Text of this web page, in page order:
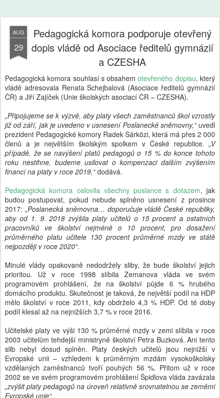
AUG
29
Pedagogická komora podporuje otevřený
dopis vládě od Asociace ředitelů gymnázií
a CZESHA
Pedagogická komora souhlasí s obsahemotevřeného dopisu, který
vládě adresovala Renata Schejbalová (Asociace ředitelů gymnázií
ČR) a Jiří Zajíček (Unie školských asociací ČR – CZESHA).
„Připojujeme se k výzvě, aby platy všech zaměstnanců škol vzrostly
již od září, jak je uvedeno v usnesení Poslanecké sněmovny,“ uvedl
prezident Pedagogické komory Radek Sárközi, která má přes 2 000
členů a je největším školským spolkem v České republice. „V
případě, že se navýšení platů pedagogů o 15 % do konce tohoto
roku nestihne, budeme usilovat o kompenzaci dalším zvýšením
financí na platy v roce 2019,“dodává.
Pedagogická komora oslovila všechny poslance s dotazem, jak
budou postupovat, pokud nebude splněno usnesení z prosince
2017: „Poslanecká sněmovna… doporučuje vládě České republiky,
aby od 1. 9. 2018 zvýšila platy učitelů o 15 procent a ostatních
pracovníků ve školství nejméně o 10 procent, pro dosažení
průměrného platu učitele 130 procent průměrné mzdy ve státě
nejpozději v roce 2020“.
Minulé vlády opakovaně nedodržely sliby, že bude školství jejich
prioritou. Už v roce 1998 slíbila Zemanova vláda ve svém
programovém prohlášení, že na školství půjde 6 % hrubého
domácího produktu. Skutečnost je taková, že největší podíl na HDP
mělo školství v roce 2011, kdy obdrželo 4,3 % HDP. Od té doby
podíl klesal až na nejnižších 3,7 % v roce 2016.
Učitelské platy ve výši 130 % průměrné mzdy v zemi slíbila v roce
2003 učitelům tehdejší ministryně školství Petra Buzková. Ani tento
slib nebyl dosud splněn. Platy českých učitelů jsou nejnižší v
Evropské unii – vzhledem k průměrným mzdám vysokoškolsky
vzdělaných zaměstnanců tvoří pouhých 56 %. Přitom už v roce
2002 se ve svém programovém prohlášení Špidlova vláda zavázala
„zvýšit platy pedagogů na úroveň relativně srovnatelnou se zeměmi
Evropské unie“.